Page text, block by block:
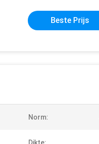
Beste Prijs
Norm: